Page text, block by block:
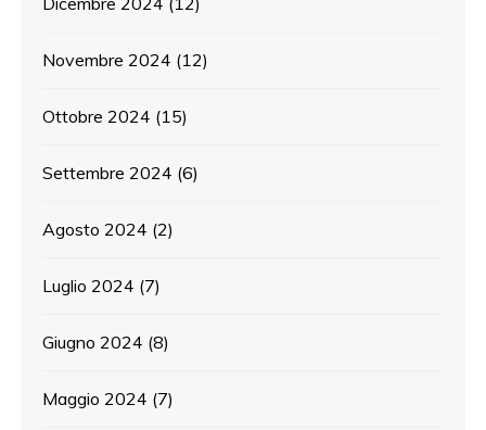
Novembre 2024 (12)
Ottobre 2024 (15)
Settembre 2024 (6)
Agosto 2024 (2)
Luglio 2024 (7)
Giugno 2024 (8)
Maggio 2024 (7)